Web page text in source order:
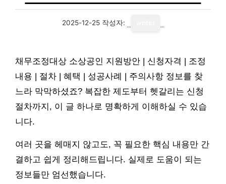
2025-12-25 작성자:
채무조정대상 소상공인 지원방안 | 신청자격 | 조정
내용 | 절차 | 혜택 | 성공사례 | 주의사항 정보를 찾
느라 막막하셨죠? 복잡한 제도부터 헷갈리는 신청
절차까지, 이 글 하나로 명확하게 이해하실 수 있습
니다.
여러 곳을 헤매지 않고도, 꼭 필요한 핵심 내용만 간
결하고 쉽게 정리해드립니다. 실제로 도움이 되는
정보들만 엄선했습니다.